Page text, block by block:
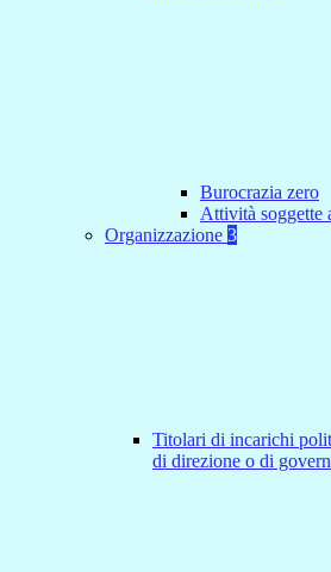
Burocrazia zero
Attività soggette
Organizzazione 3
Titolari di incarichi
di direzione o di